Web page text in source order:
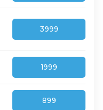
3999
1999
899